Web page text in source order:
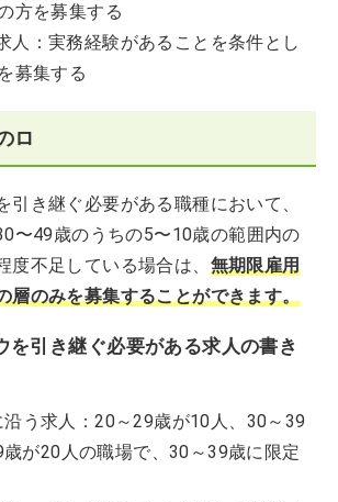
方を募集する
人：実務経験があることを条件とし
募集する
ロ
引き継ぐ必要がある職種において、
〜49歳のうちの5〜10歳の範囲内の
度不足している場合は、 無期限雇用
層のみを募集することができます。
を引き継ぐ必要がある求人の書き
う求人：20～29歳が10人、30～39
が20人の職場で、30～39歳に限定